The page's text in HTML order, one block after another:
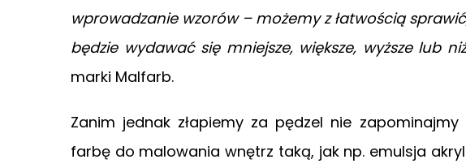
wprowadzanie wzorów – możemy z łatwością
będzie wydawać się mniejsze, większe, wyższe lub
marki Malfarb.
Zanim jednak złapiemy za pędzel nie
farbę do malowania wnętrz taką, jak np. emulsja